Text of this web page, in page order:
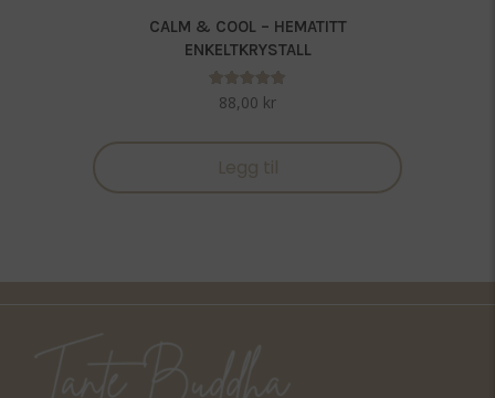
CALM & COOL – HEMATITT
ENKELTKRYSTALL
Vurdert
5.00
88,00 kr
Legg til